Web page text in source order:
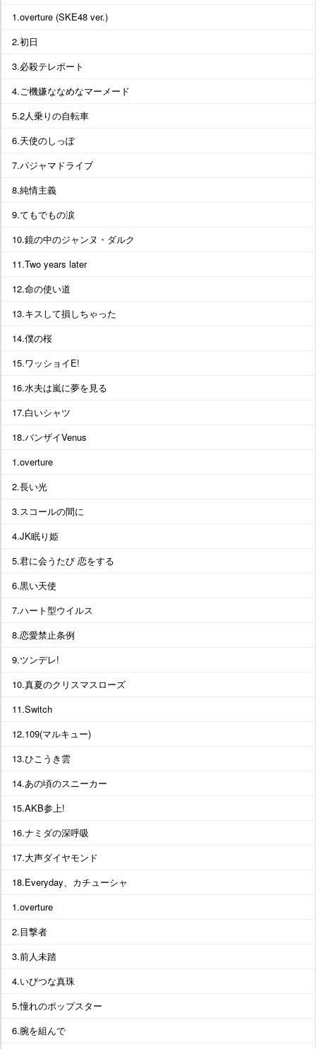
1.overture (SKE48 ver.)
2.初日
3.必殺テレポート
4.ご機嫌ななめなマーメード
5.2人乗りの自転車
6.天使のしっぽ
7.パジャマドライブ
8.純情主義
9.てもでもの涙
10.鏡の中のジャンヌ・ダルク
11.Two years later
12.命の使い道
13.キスして損しちゃった
14.僕の桜
15.ワッショイE!
16.水夫は嵐に夢を見る
17.白いシャツ
18.バンザイVenus
1.overture
2.長い光
3.スコールの間に
4.JK眠り姫
5.君に会うたび 恋をする
6.黒い天使
7.ハート型ウイルス
8.恋愛禁止条例
9.ツンデレ!
10.真夏のクリスマスローズ
11.Switch
12.109(マルキュー)
13.ひこうき雲
14.あの頃のスニーカー
15.AKB参上!
16.ナミダの深呼吸
17.大声ダイヤモンド
18.Everyday、カチューシャ
1.overture
2.目撃者
3.前人未踏
4.いびつな真珠
5.憧れのポップスター
6.腕を組んで